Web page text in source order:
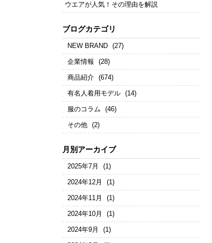
ウエアが人気！その理由を解説
ブログカテゴリ
NEW BRAND (27)
企業情報 (28)
商品紹介 (674)
有名人着用モデル (14)
服のコラム (46)
その他 (2)
月別アーカイブ
2025年7月 (1)
2024年12月 (1)
2024年11月 (1)
2024年10月 (1)
2024年9月 (1)